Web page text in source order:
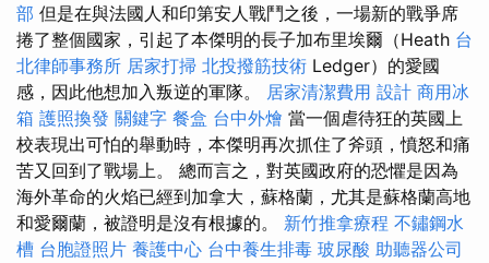
部 但是在與法國人和印第安人戰鬥之後，一場新的戰爭席
捲了整個國家，引起了本傑明的長子加布里埃爾（Heath 台
北律師事務所 居家打掃 北投撥筋技術 Ledger）的愛國
感，因此他想加入叛逆的軍隊。 居家清潔費用 設計 商用冰
箱 護照換發 關鍵字 餐盒 台中外燴 當一個虐待狂的英國上
校表現出可怕的舉動時，本傑明再次抓住了斧頭，憤怒和痛
苦又回到了戰場上。 總而言之，對英國政府的恐懼是因為
海外革命的火焰已經到加拿大，蘇格蘭，尤其是蘇格蘭高地
和愛爾蘭，被證明是沒有根據的。 新竹推拿療程 不鏽鋼水
槽 台胞證照片 養護中心 台中養生排毒 玻尿酸 助聽器公司